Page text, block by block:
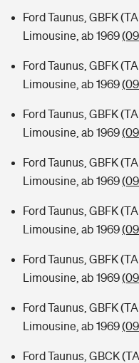
Ford Taunus, GBFK
Limousine, ab 1969
Ford Taunus, GBFK
Limousine, ab 1969
Ford Taunus, GBFK
Limousine, ab 1969
Ford Taunus, GBFK
Limousine, ab 1969
Ford Taunus, GBFK
Limousine, ab 1969
Ford Taunus, GBFK
Limousine, ab 1969
Ford Taunus, GBFK
Limousine, ab 1969
Ford Taunus, GBCK